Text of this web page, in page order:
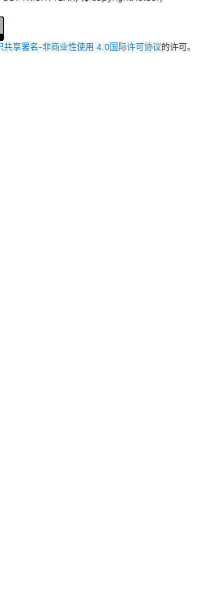
共享署名-非商业性使用 4.0国际许可协议的许可。